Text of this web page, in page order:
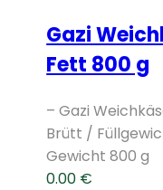
Gazi
Fett 800 g
– Gazi
Brütt /
Gewicht 800 g
0.00 €